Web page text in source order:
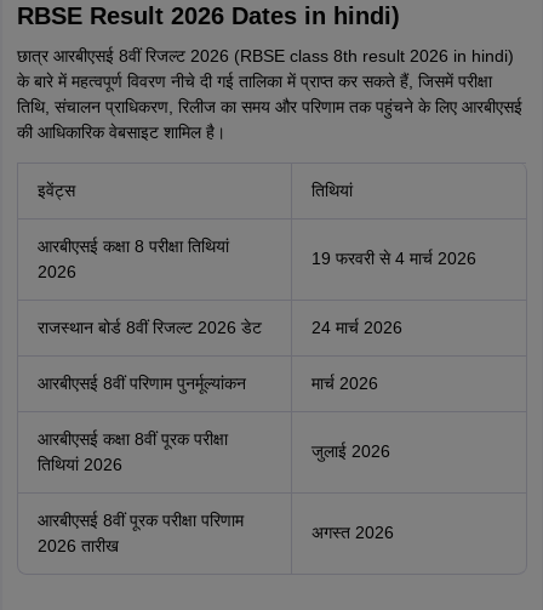
RBSE Result 2026 Dates in hindi)
छात्र आरबीएसई 8वीं रिजल्ट 2026 (RBSE class 8th result 2026 in hindi)
के बारे में महत्वपूर्ण विवरण नीचे दी गई तालिका में प्राप्त कर सकते हैं, जिसमें परीक्षा
तिथि, संचालन प्राधिकरण, रिलीज का समय और परिणाम तक पहुंचने के लिए आरबीएसई
की आधिकारिक वेबसाइट शामिल है।
इवेंट्स तिथियां
आरबीएसई कक्षा 8 परीक्षा तिथियां
2026
19 फरवरी से 4 मार्च 2026
राजस्थान बोर्ड 8वीं रिजल्ट 2026 डेट 24 मार्च 2026
आरबीएसई 8वीं परिणाम पुनर्मूल्यांकन मार्च 2026
आरबीएसई कक्षा 8वीं पूरक परीक्षा
तिथियां 2026
जुलाई 2026
आरबीएसई 8वीं पूरक परीक्षा परिणाम
2026 तारीख
अगस्त 2026